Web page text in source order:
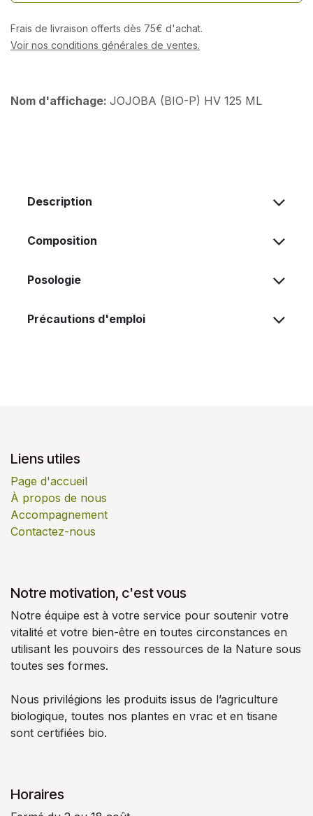
Frais de livraison offerts dès 75€ d'achat.
Voir nos conditions générales de ventes.
Nom d'affichage: JOJOBA (BIO-P) HV 125 ML
Description
Composition
Posologie
Précautions d'emploi
Liens utiles
Page d'accueil
À propos de nous
Accompagnement
Contactez-nous
Notre motivation, c'est vous
Notre équipe est à votre service pour soutenir votre
vitalité et votre bien-être en toutes circonstances en
utilisant les pouvoirs des ressources de la Nature sous
toutes ses formes.
Nous privilégions les produits issus de l’agriculture
biologique, toutes nos plantes en vrac et en tisane
sont certifiées bio.
Horaires